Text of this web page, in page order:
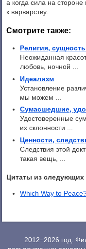
а когда сила на
к варварству.
Смотрите также:
Религия,
Неожиданная
любовь, ночной ...
Идеализм
Установление
мы можем ...
Сумасшедшие,
Удостоверенные
их склонности ...
Ценности,
Следствия этой
такая вещь, ...
Цитаты из следующих
Which Way to
2012−2026 год.